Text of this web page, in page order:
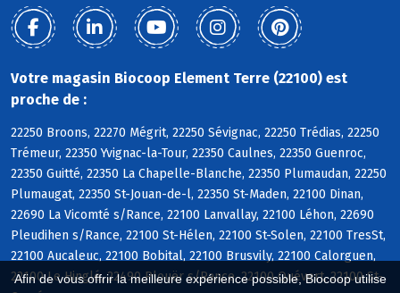
Afin de vous offrir la meilleure expérience possible, Biocoop utilise
Votre magasin Biocoop Element Terre (22100) est
proche de :
22250 Broons, 22270 Mégrit, 22250 Sévignac, 22250 Trédias, 22250
Trémeur, 22350 Yvignac-la-Tour, 22350 Caulnes, 22350 Guenroc,
22350 Guitté, 22350 La Chapelle-Blanche, 22350 Plumaudan, 22250
Plumaugat, 22350 St-Jouan-de-l, 22350 St-Maden, 22100 Dinan,
22690 La Vicomté s/Rance, 22100 Lanvallay, 22100 Léhon, 22690
Pleudihen s/Rance, 22100 St-Hélen, 22100 St-Solen, 22100 TresSt,
22100 Aucaleuc, 22100 Bobital, 22100 Brusvily, 22100 Calorguen,
22100 Le Hinglé, 22490 Plouër s/Rance, 22100 Quévert, 22100 St-